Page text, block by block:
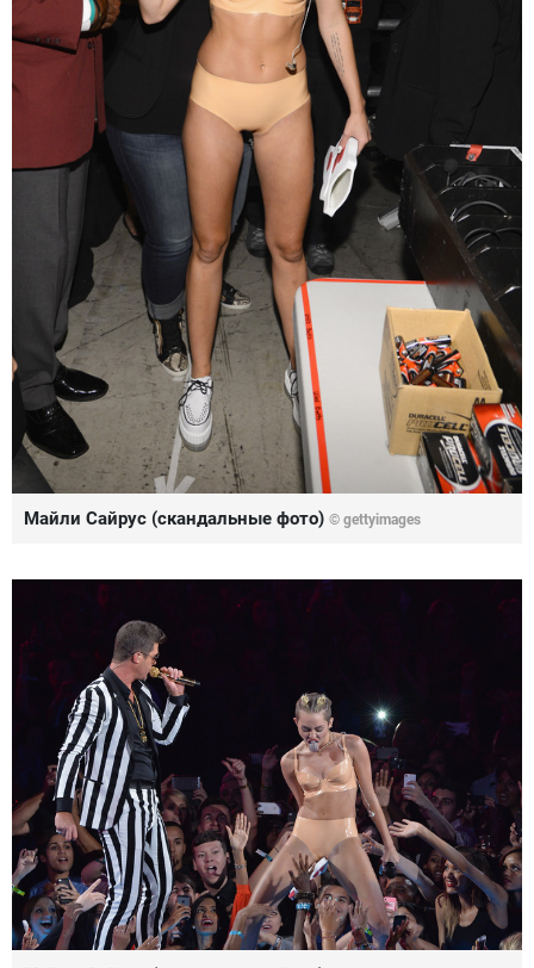
Майли Сайрус (скандальные фото) © gettyimages